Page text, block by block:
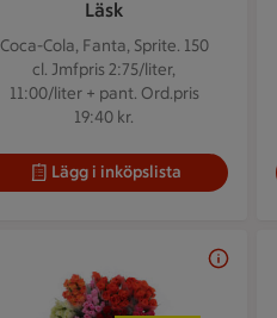
Läsk
Coca-Cola, Fanta, Sprite. 150
cl. Jmfpris 2:75/liter,
11:00/liter + pant. Ord.pris
19:40 kr.
Lägg i inköpslista